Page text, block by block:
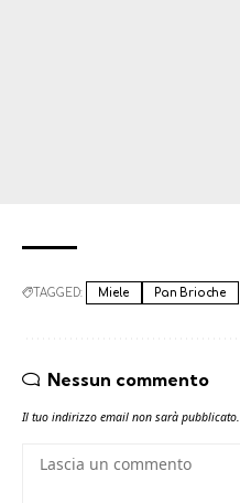
TAGGED: Miele Pan Brioche
Nessun commento
Il tuo indirizzo email non sarà pubblicato.